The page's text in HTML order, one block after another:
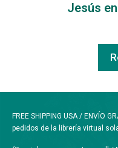
Jesús
FREE SHIPPING USA / ENVÍO
pedidos de la librería virtual